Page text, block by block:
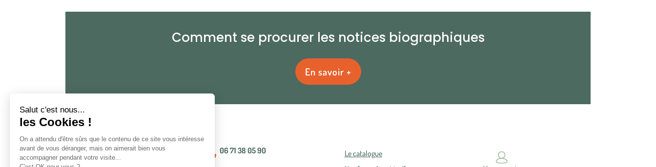
Comment se procurer les notices biographiques
En savoir +
 06 71 38 05 90
Le catalogue